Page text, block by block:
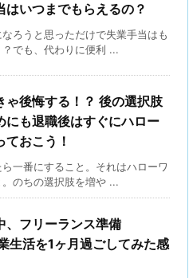
はいつまでもらえるの？
ろうと思っただけで失業手当はも
でも、代わりに便利 ...
ゃ後悔する！？ 後の選択肢
にも退職後はすぐにハロー
ておこう！
一番にすること。それはハローワ
のちの選択肢を増や ...
、フリーランス準備
生活を1ヶ月過ごしてみた感